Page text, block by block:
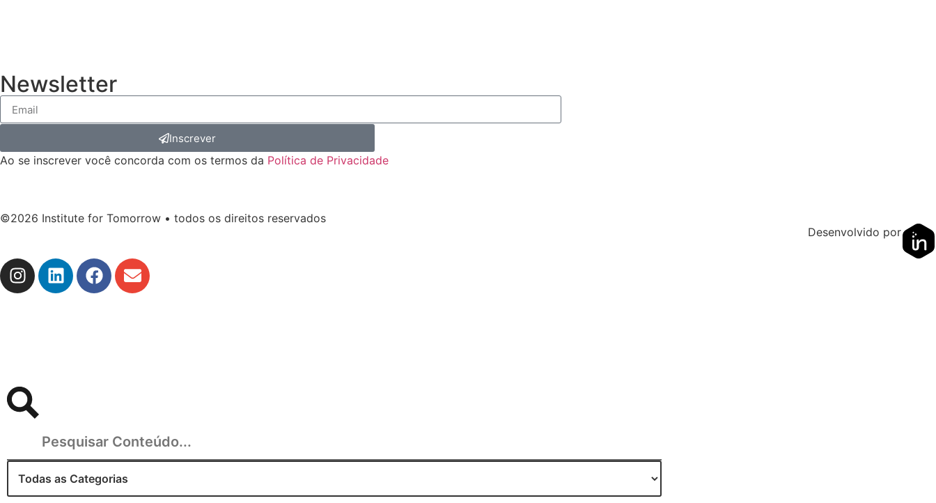
Newsletter
Inscrever
Ao se inscrever você concorda com os termos da Política de Privacidade
©2026 Institute for Tomorrow • todos os direitos reservados
Desenvolvido por